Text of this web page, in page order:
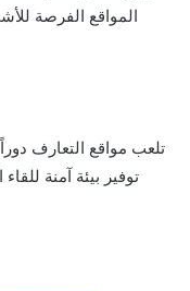
المواقع الفرصة
تلعب مواقع التعارف
توفير بيئة آمنة